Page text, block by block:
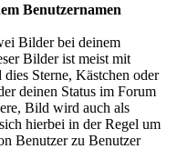
Benutzernamen
Bilder bei deinem
Bilder ist meist mit
Sterne, Kästchen oder
deinen Status im Forum
Bild wird auch als
hierbei in der Regel um
Benutzer zu Benutzer